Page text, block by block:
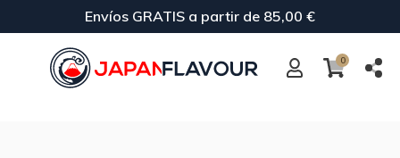
Envíos GRATIS a partir de 85,00 €
0